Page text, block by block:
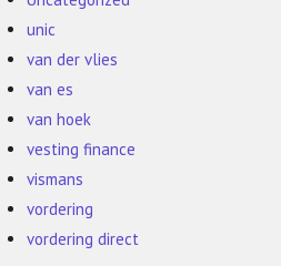
unic
van der vlies
van es
van hoek
vesting finance
vismans
vordering
vordering direct